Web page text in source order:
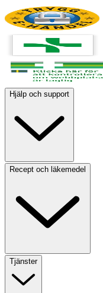
Hjälp och support
Recept och läkemedel
Tjänster